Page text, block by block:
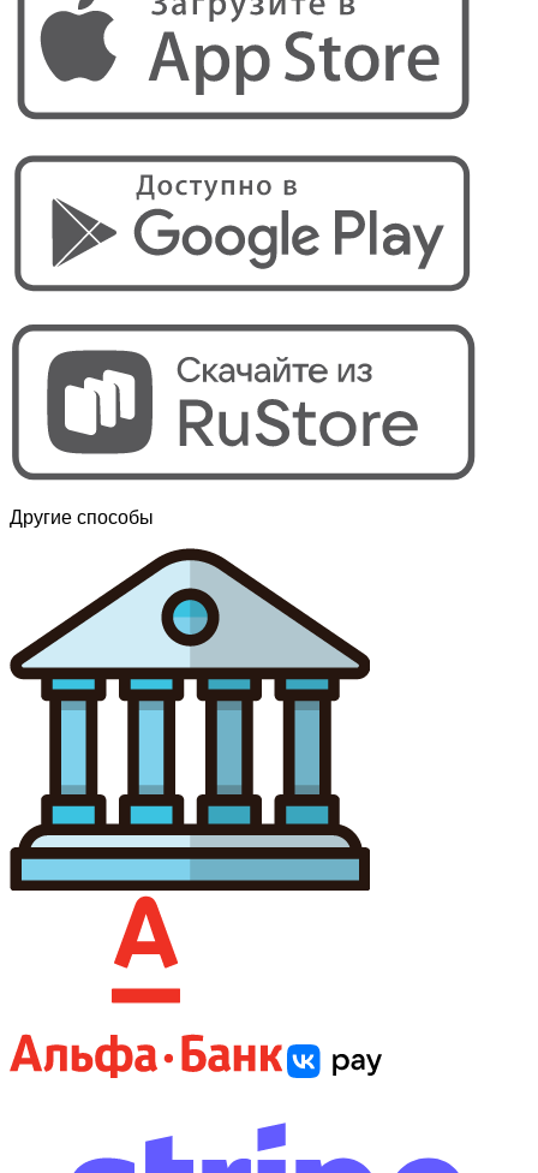
Другие способы